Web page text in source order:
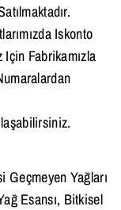
Iskonto
Için Fabrikamızla
Geçmeyen Yağları
Esansı, Bitkisel